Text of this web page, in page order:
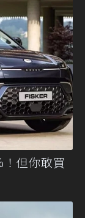
但你敢買